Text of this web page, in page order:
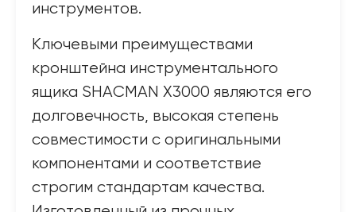
инструментов.
Ключевыми преимуществами
кронштейна инструментального
ящика SHACMAN X3000 являются его
долговечность, высокая степень
совместимости с оригинальными
компонентами и соответствие
строгим стандартам качества.